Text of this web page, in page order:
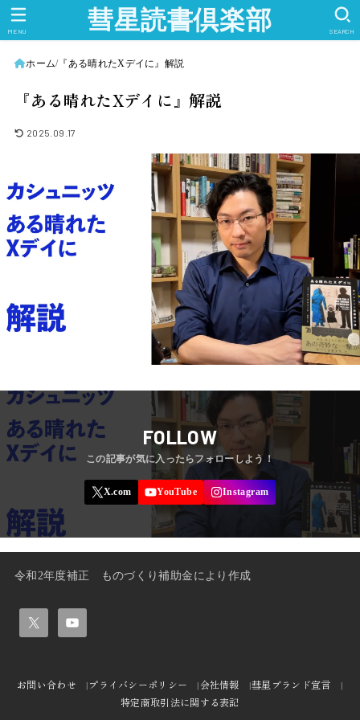
彗星読書倶楽部 SEARCH
MENU
ホーム 『ある晴れたXデイに』解説
『ある晴れたXデイに』解説
2025.09.17
FOLLOW
令和2年度補正 ものづくり補助金により作成
お問い合わせ プライバシーポリシー 会社情報
彗星ブランド宣言
特定商取引法に関する表記